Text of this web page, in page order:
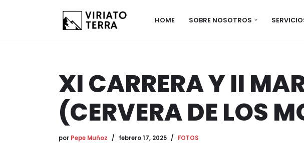
HOME SOBRE NOSOTROS
XI CARRERA Y II
(CERVERA DE LOS
por Pepe Muñoz febrero 17, 2025 FOTOS